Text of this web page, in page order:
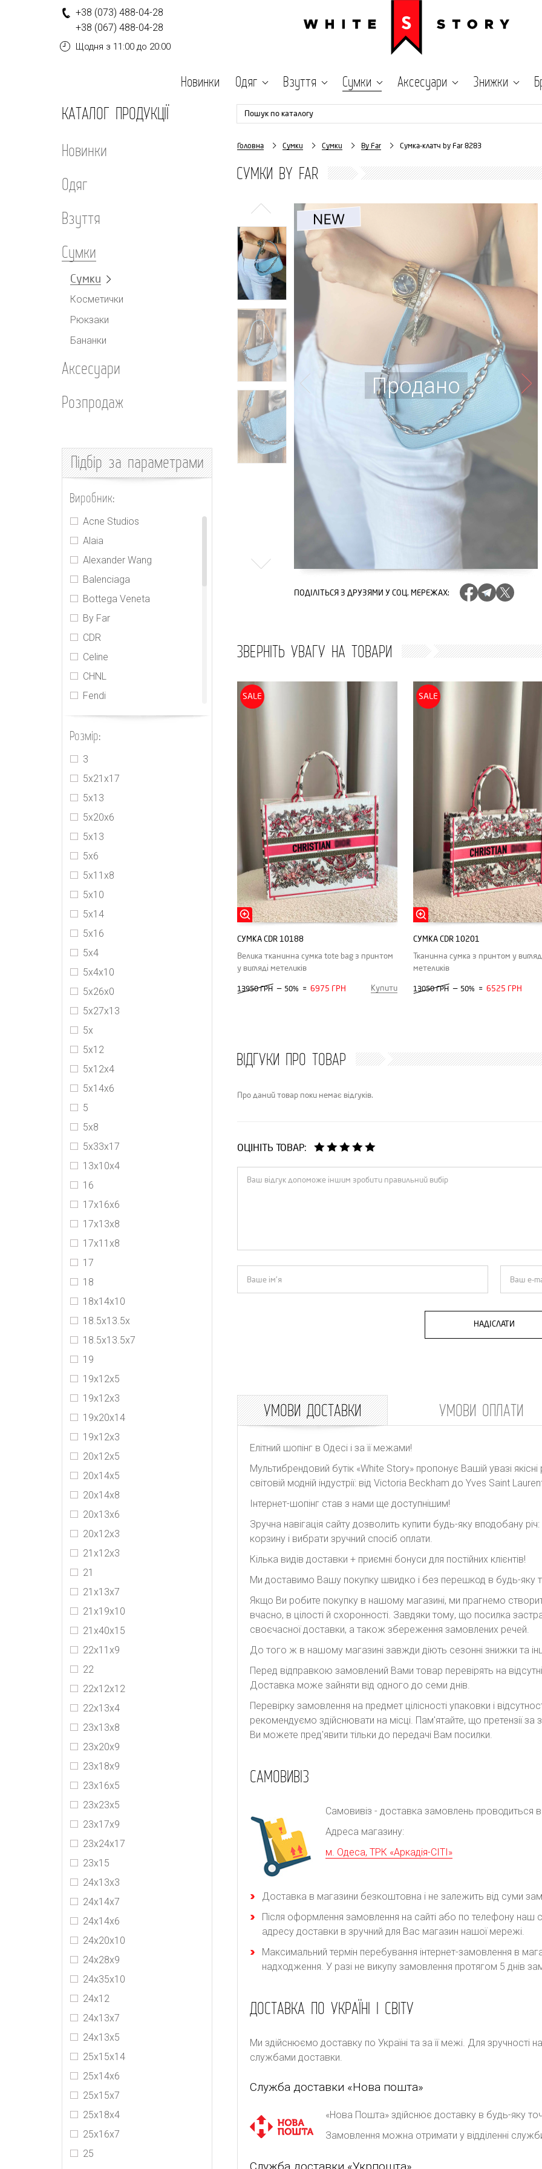
+38 (073) 488-04-28
+38 (067) 488-04-28
Щодня з 11:00 до 20:00
Новинки Одяг Взуття Сумки Аксесуари Знижки
КАТАЛОГ ПРОДУКЦІЇ
Новинки
Одяг
Взуття
Сумки
Сумки
Косметички
Рюкзаки
Бананки
Аксесуари
Розпродаж
Підбірза параметрами
Виробник:
Acne Studios
Alaia
Alexander Wang
Balenciaga
Bottega Veneta
By Far
CDR
Celine
CHNL
Fendi
Gabriela Hearts
Givenchy
Goyard
Gucci
Hermes
Jacquemus
Jimmy Choo
Loewe
Louis Vuitton
MIU MIU
MM6 Maison Margiela
Off-White
PRADA
Staud
The Row
Yves Saint Laurent
Розмір:
3
5х21х17
5х13
5x20x6
5x13
5x6
5х11х8
5х10
5х14
5х16
5x4
5х4х10
5х26х0
5х27х13
5x
5x12
5х12х4
5х14х6
5
5х8
5х33х17
13х10х4
16
17х16х6
17x13x8
17х11х8
17
18
18x14x10
18.5x13.5x
18.5x13.5x7
19
19х12х5
19х12х3
19х20х14
19x12x3
20х12х5
20x14x5
20х14х8
20х13х6
20х12х3
21х12х3
21
21x13x7
21х19х10
21х40х15
22х11х9
22
22х12х12
22х13х4
23х13х8
23x20x9
23х18х9
23х16х5
23х23х5
23х17х9
23х24х17
23х15
24х13х3
24х14х7
24x14x6
24х20х10
24х28х9
24x35x10
24х12
24х13х7
24х13х5
25х15х14
25х14х6
25x15x7
25х18х4
25х16х7
25
Пошук по каталогу
Головна Сумки Сумки By Far Сумка-клатч by Far 8283
СУМКИ BY FAR
Продано
ПОДІЛІТЬСЯ З ДРУЗЯМИ У СОЦ. МЕРЕЖАХ:
ЗВЕРНІТЬ УВАГУ НА ТОВАРИ
SALE
СУМКА CDR 10188
Велика тканинна сумка tote bag з принтом
у вигляді метеликів
13950 ГРН — 50% = 6975 ГРН Купити
SALE
СУМКА CDR 10201
Тканинна сумка з принтом у
метеликів
13050 ГРН — 50% = 6525 ГРН
ВІДГУКИ ПРО ТОВАР
Про даний товар поки немає відгуків.
ОЦІНІТЬ ТОВАР:
НАДІСЛАТИ
УМОВИ ДОСТАВКИ УМОВИ ОПЛАТИ
Елітний шопінг в Одесі і за її межами!
Мультибрендовий бутік «White Story» пропонує Вашій увазі якісні
світовій модній індустрії: від Victoria Beckham до Yves Saint
Інтернет-шопінг став з нами ще доступнішим!
Зручна навігація сайту дозволить купити будь-яку вподобану
корзину і вибрати зручний спосіб оплати.
Кілька видів доставки + приємні бонуси для постійних клієнтів!
Ми доставимо Вашу покупку швидко і без перешкод в будь-яку
Якщо Ви робите покупку в нашому магазині, ми прагнемо
вчасно, в цілості й схоронності. Завдяки тому, що посилка
своєчасної доставки, а також збереження замовлених речей.
До того ж в нашому магазині завжди діють сезонні знижки та
Перед відправкою замовлений Вами товар перевірять на
Доставка може зайняти від одного до семи днів.
Перевірку замовлення на предмет цілісності упаковки і
рекомендуємо здійснювати на місці. Пам'ятайте, що претензії
Ви можете пред'явити тільки до передачі Вам посилки.
САМОВИВІЗ
Самовивіз - доставка замовлень проводиться в
Адреса магазину:
м. Одеса, ТРК «Аркадія-СІТІ»
Доставка в магазини безкоштовна і не залежить від суми
Після оформлення замовлення на сайті або по телефону наш
адресу доставки в зручний для Вас магазин нашої мережі.
Максимальний термін перебування інтернет-замовлення в
надходження. У разі не викупу замовлення протягом 5 днів
ДОСТАВКА ПО УКРАЇНІ І СВІТУ
Ми здійснюємо доставку по Україні та за її межі. Для зручності
службами доставки.
Служба доставки «Нова пошта»
«Нова Пошта» здійснює доставку в будь-яку
Замовлення можна отримати у відділенні